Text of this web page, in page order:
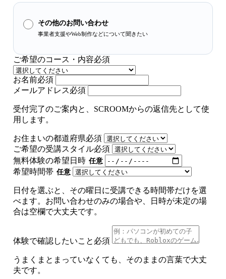
その他のお問い合わせ
事業者支援やWeb制作などについて聞きたい
ご希望のコース・内容必須
お名前必須
メールアドレス必須
受付完了のご案内と、SCROOMからの返信先として使
用します。
お住まいの都道府県必須
ご希望の受講スタイル必須
無料体験の希望日時 任意
希望時間帯 任意
日付を選ぶと、その曜日に受講できる時間帯だけを選
べます。お問い合わせのみの場合や、日時が未定の場
合は空欄で大丈夫です。
体験で確認したいこと 必須
うまくまとまっていなくても、そのままの言葉で大丈
夫です。